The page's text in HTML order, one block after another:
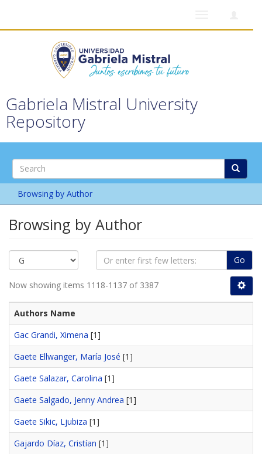
Gabriela Mistral University
Repository
Browsing by Author
Browsing by Author
Go
Now showing items 1118-1137 of 3387
Authors Name
Gac Grandi, Ximena [1]
Gaete Ellwanger, María José [1]
Gaete Salazar, Carolina [1]
Gaete Salgado, Jenny Andrea [1]
Gaete Sikic, Ljubiza [1]
Gajardo Díaz, Cristían [1]